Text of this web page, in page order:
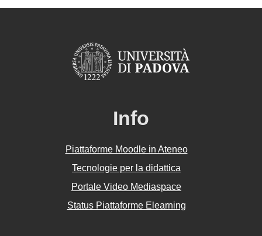
Info
Piattaforme Moodle in Ateneo
Tecnologie per la didattica
Portale Video Mediaspace
Status Piattaforme Elearning